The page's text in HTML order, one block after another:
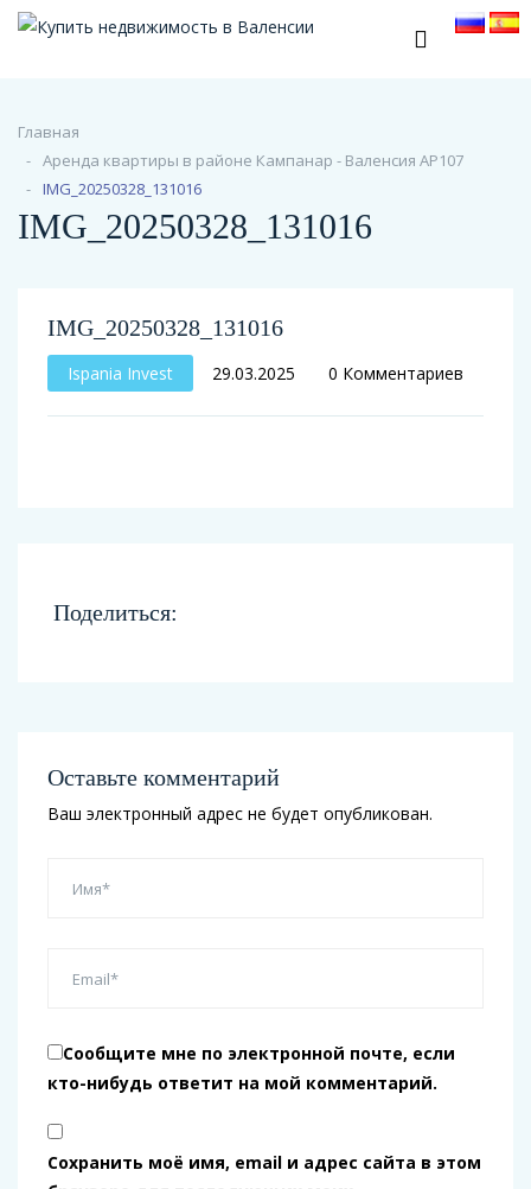
Главная
Аренда квартиры в районе Кампанар - Валенсия АР107
IMG_20250328_131016
IMG_20250328_131016
IMG_20250328_131016
Ispania Invest 29.03.2025 0 Комментариев
Поделиться:
Оставьте комментарий
Ваш электронный адрес не будет опубликован.
Сообщите мне по электронной почте, если
кто-нибудь ответит на мой комментарий.
Сохранить моё имя, email и адрес сайта в этом